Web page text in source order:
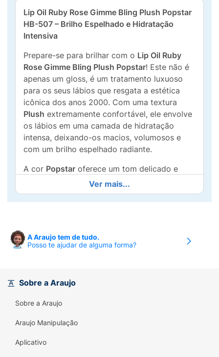
Lip Oil Ruby Rose Gimme Bling Plush Popstar
HB-507 – Brilho Espelhado e Hidratação
Intensiva
Prepare-se para brilhar com o Lip Oil Ruby
Rose Gimme Bling Plush Popstar! Este não é
apenas um gloss, é um tratamento luxuoso
para os seus lábios que resgata a estética
icônica dos anos 2000. Com uma textura
Plush extremamente confortável, ele envolve
os lábios em uma camada de hidratação
intensa, deixando-os macios, volumosos e
com um brilho espelhado radiante.
A cor Popstar oferece um tom delicado e
translúcido que realça a beleza natural dos
lábios, podendo ser usado sozinho para um
look "clean girl" ou por cima do seu batom
não deixa sensação pegajosa e do
exclusivo "2000's Vibe"
que acompanha a
nutridos e evita o ressecamento ao longo
Ver mais...
A Araujo tem de tudo.
Posso te ajudar de alguma forma?
Sobre a Araujo
Sobre a Araujo
Araujo Manipulação
Aplicativo